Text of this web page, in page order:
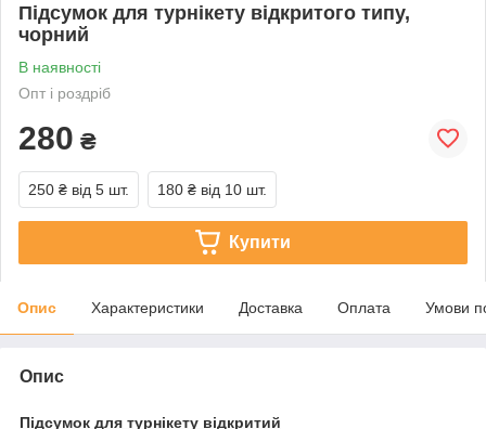
Підсумок для турнікету відкритого типу,
чорний
В наявності
Опт і роздріб
280 ₴
250 ₴ від 5 шт. 180 ₴ від 10 шт.
Купити
Опис Характеристики Доставка Оплата Умови
Опис
Підсумок для турнікету відкритий